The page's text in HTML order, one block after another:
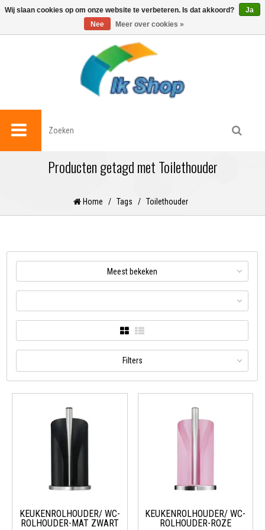
0
Producten getagd met Toilethouder
Home / Tags / Toilethouder
Meest bekeken
Filters
KEUKENROLHOUDER/ WC-
ROLHOUDER-MAT ZWART
KEUKENROLHOUDER/ WC-
ROLHOUDER-ROZE
Wij slaan cookies op om onze website te verbeteren. Is dat akkoord?
Ja
Nee
Meer over cookies »